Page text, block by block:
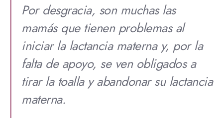
Por desgracia, son muchas las
mamás que tienen problemas al
iniciar la lactancia materna y, por la
falta de apoyo, se ven obligados a
tirar la toalla y abandonar su lactancia
materna.